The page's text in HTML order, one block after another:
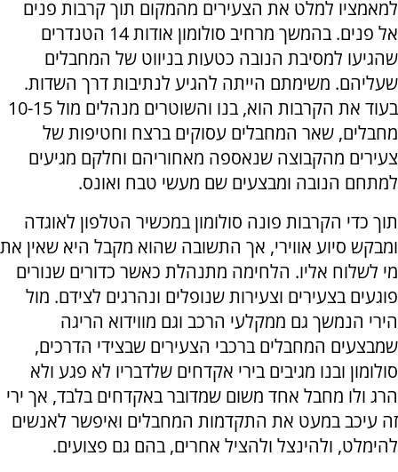
למאמציו למלט את הצעירים מהמקום תוך קרבות פנים
אל פנים. בהמשך מרחיב סולומון אודות 14 הטנדרים
שהגיעו למסיבת הנובה כטעות בניווט של המחבלים
שעליהם. משימתם הייתה להגיע לנתיבות דרך השדות.
בעוד את הקרבות הוא, בנו והשוטרים מנהלים מול 10-15
מחבלים, שאר המחבלים עסוקים ברצח וחטיפות של
צעירים מהקבוצה שנאספה מאחוריהם וחלקם מגיעים
למתחם הנובה ומבצעים שם מעשי טבח ואונס.
תוך כדי הקרבות פונה סולומון במכשיר הטלפון לאוגדה
ומבקש סיוע אווירי, אך התשובה שהוא מקבל היא שאין את
מי לשלוח אליו. הלחימה מתנהלת כאשר כדורים שנורים
פוגעים בצעירים וצעירות שנופלים ונהרגים לצידם. מול
הירי הנמשך גם ממקלעי הרכב וגם מווידוא הריגה
שמבצעים המחבלים ברכבי הצעירים שבצידי הדרכים,
סולומון ובנו מגיבים בירי אקדחים שלדבריו לא פגע ולא
הרג ולו מחבל אחד משום שמדובר באקדחים בלבד, אך ירי
זה עיכב במעט את התקדמות המחבלים ואיפשר לאנשים
להימלט, ולהינצל ולהציל אחרים, בהם גם פצועים.